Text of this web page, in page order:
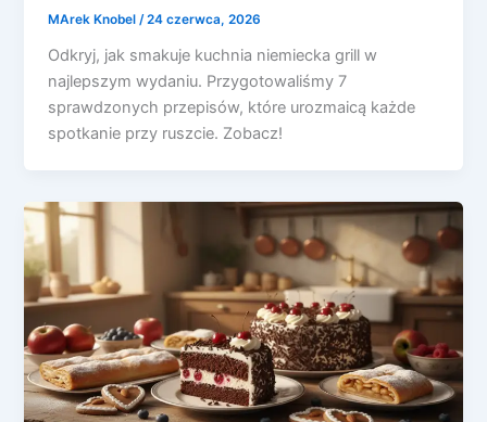
MArek Knobel/24 czerwca, 2026
Odkryj, jak smakuje kuchnia niemiecka grill w
najlepszym wydaniu. Przygotowaliśmy 7
sprawdzonych przepisów, które urozmaicą każde
spotkanie przy ruszcie. Zobacz!